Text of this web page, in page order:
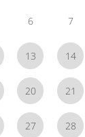
6 7
13 14
20 21
27 28